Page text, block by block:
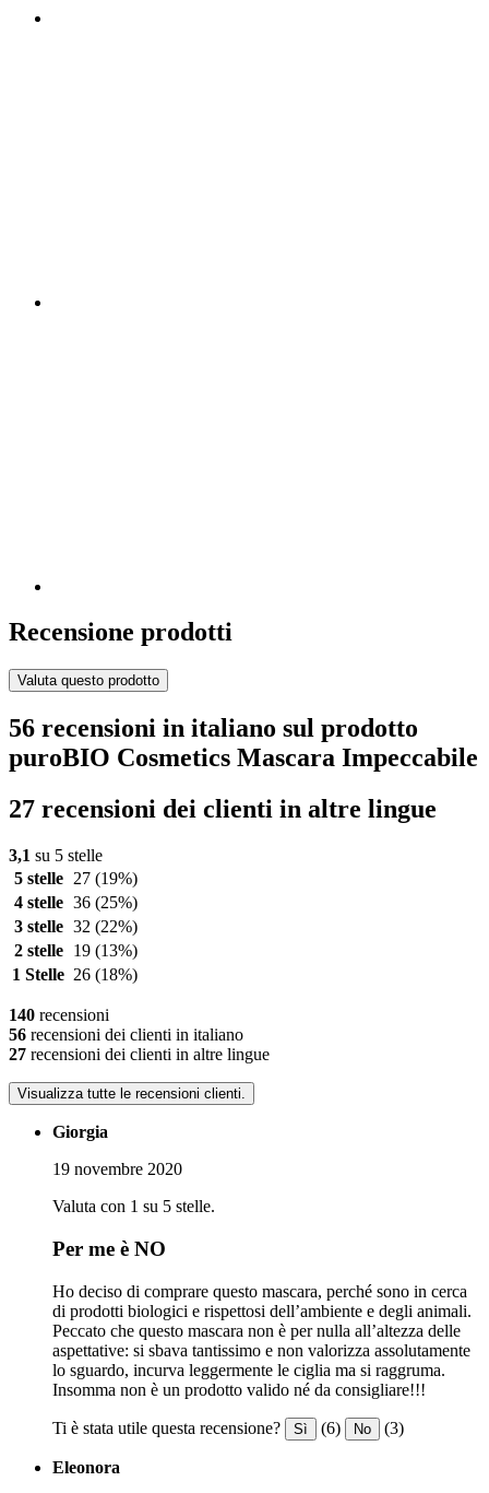
Recensione prodotti
Valuta questo prodotto
56 recensioni in italiano sul prodotto
puroBIO Cosmetics Mascara Impeccabile
27 recensioni dei clienti in altre lingue
3,1 su 5 stelle
5 stelle
27 (19%)
4 stelle 36 (25%)
3 stelle 32 (22%)
2 stelle
19 (13%)
1 Stelle 26 (18%)
140 recensioni
56 recensioni dei clienti in italiano
27 recensioni dei clienti in altre lingue
Visualizza tutte le recensioni clienti.
Giorgia
19 novembre 2020
Valuta con 1 su 5 stelle.
Per me è NO
Ho deciso di comprare questo mascara, perché sono in cerca
di prodotti biologici e rispettosi dell’ambiente e degli animali.
Peccato che questo mascara non è per nulla all’altezza delle
aspettative: si sbava tantissimo e non valorizza assolutamente
lo sguardo, incurva leggermente le ciglia ma si raggruma.
Insomma non è un prodotto valido né da consigliare!!!
Ti è stata utile questa recensione? Sì (6) No (3)
Eleonora